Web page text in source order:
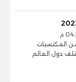
من المكتسبات
دول العالم